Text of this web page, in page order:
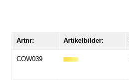
Artnr: Artikelbilder:
COW039